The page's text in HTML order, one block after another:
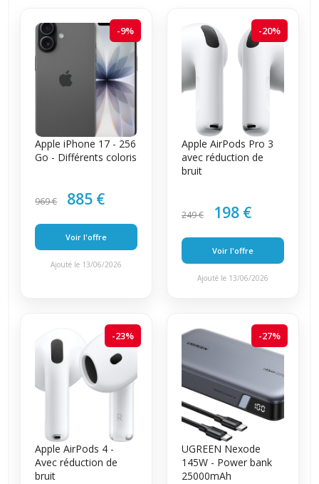
-9%
Apple iPhone 17 - 256
Go - Différents coloris
969 € 885 €
Voir l'offre
Ajouté le 13/06/2026
-20%
Apple AirPods Pro 3
avec réduction de
bruit
249 € 198 €
Voir l'offre
Ajouté le 13/06/2026
-23%
Apple AirPods 4 -
Avec réduction de
bruit
-27%
UGREEN Nexode
145W - Power bank
25000mAh